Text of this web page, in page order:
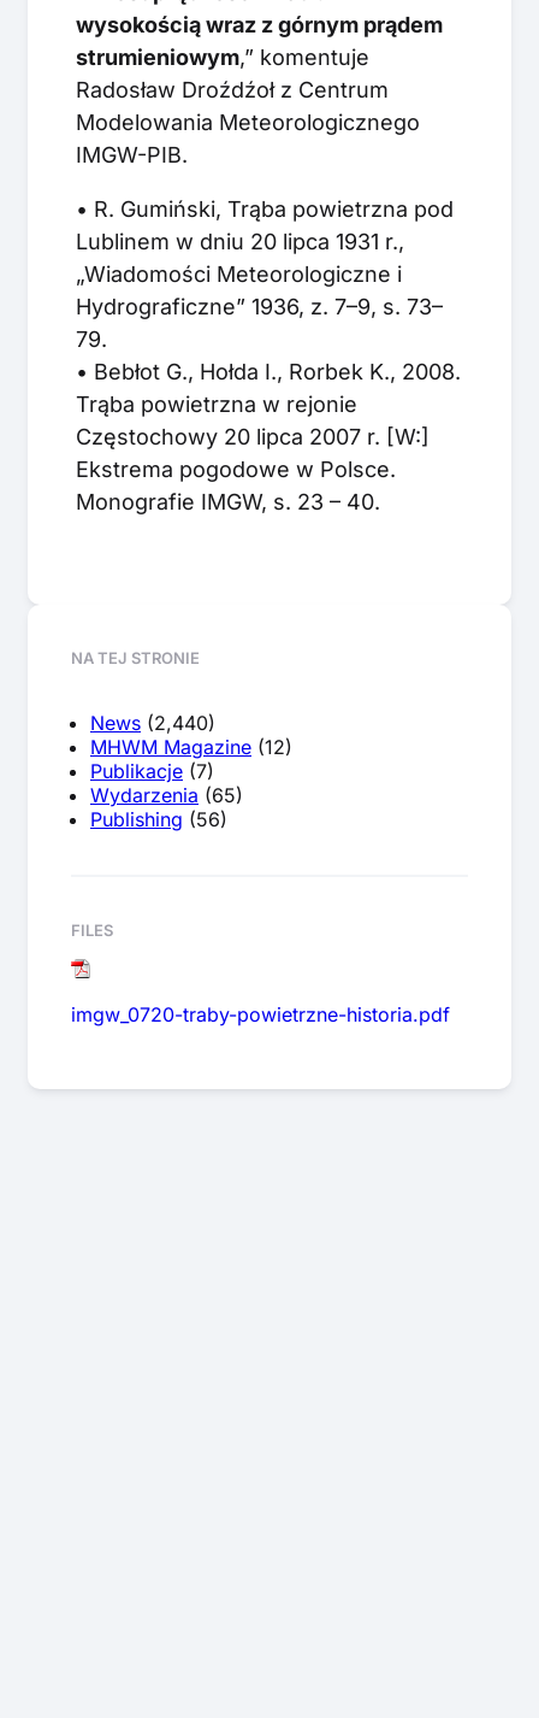
wysokością wraz z górnym prądem
strumieniowym,” komentuje
Radosław Droźdźoł z Centrum
Modelowania Meteorologicznego
IMGW-PIB.
• R. Gumiński, Trąba powietrzna pod
Lublinem w dniu 20 lipca 1931 r.,
„Wiadomości Meteorologiczne i
Hydrograficzne” 1936, z. 7–9, s. 73–
79.
• Bebłot G., Hołda I., Rorbek K., 2008.
Trąba powietrzna w rejonie
Częstochowy 20 lipca 2007 r. [W:]
Ekstrema pogodowe w Polsce.
Monografie IMGW, s. 23 – 40.
NA TEJ STRONIE
News (2,440)
MHWM Magazine (12)
Publikacje (7)
Wydarzenia (65)
Publishing (56)
FILES
imgw_0720-traby-powietrzne-historia.pdf